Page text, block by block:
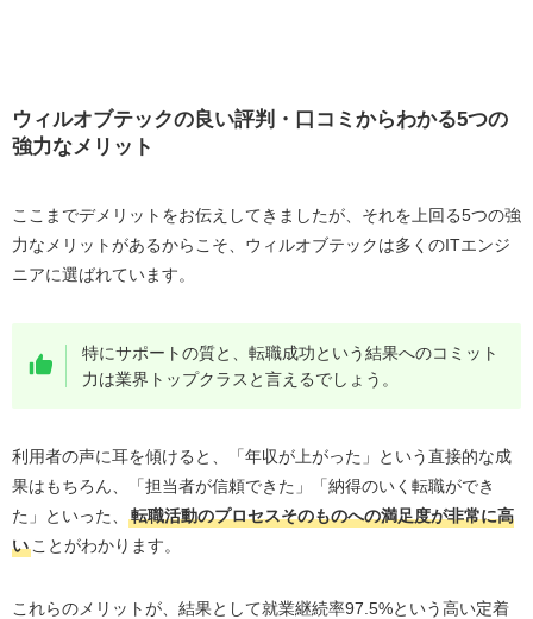
ウィルオブテックの良い評判・口コミからわかる5つの
強力なメリット
ここまでデメリットをお伝えしてきましたが、それを上回る5つの強
力なメリットがあるからこそ、ウィルオブテックは多くのITエンジ
ニアに選ばれています。
特にサポートの質と、転職成功という結果へのコミット
力は業界トップクラスと言えるでしょう。
利用者の声に耳を傾けると、「年収が上がった」という直接的な成
果はもちろん、「担当者が信頼できた」「納得のいく転職ができ
た」といった、
転職活動のプロセスそのものへの満足度が非常に高
いことがわかります。
これらのメリットが、結果として就業継続率97.5%という高い定着